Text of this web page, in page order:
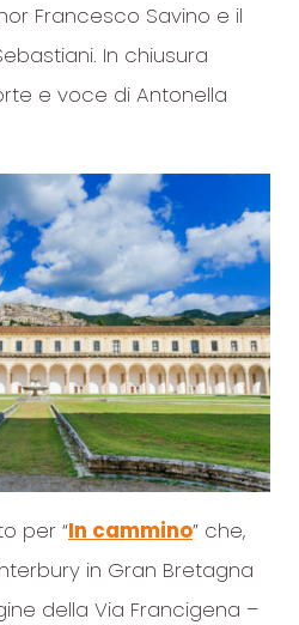
Francesco Savino e il
In chiusura
e voce di Antonella
per “In cammino” che,
in Gran Bretagna
della Via Francigena –